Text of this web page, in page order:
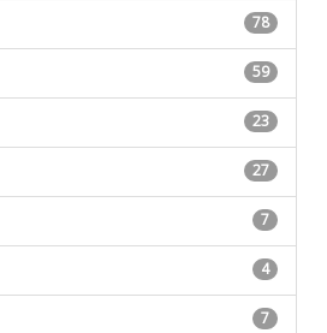
78
59
23
27
7
4
7